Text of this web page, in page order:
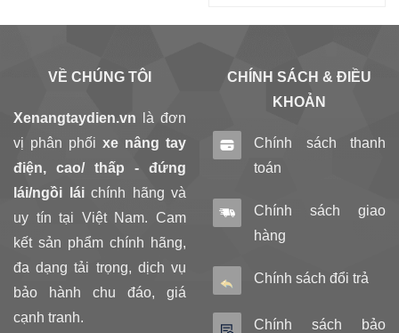
VỀ CHÚNG TÔI
Xenangtaydien.vn là đơn
vị phân phối xe nâng tay
điện, cao/ thấp - đứng
lái/ngồi láichính hãng và
uy tín tại Việt Nam. Cam
kết sản phẩm chính hãng,
đa dạng tải trọng, dịch vụ
bảo hành chu đáo, giá
cạnh tranh.
CHÍNH SÁCH & ĐIỀU
KHOẢN
Chính sách thanh
toán
Chính sách giao
hàng
Chính sách đổi trả
Chính sách bảo